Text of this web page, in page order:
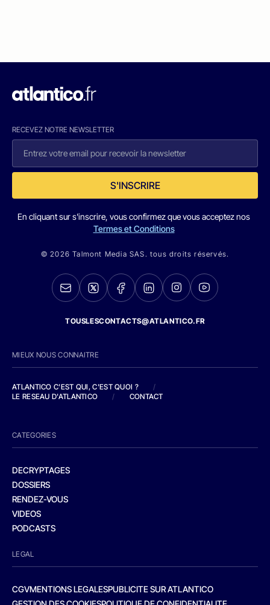
RECEVEZ NOTRE NEWSLETTER
S'INSCRIRE
En cliquant sur s'inscrire, vous confirmez que vous acceptez nos
Termes et Conditions
© 2026 Talmont Media SAS. tous droits réservés.
TOUSLESCONTACTS@ATLANTICO.FR
MIEUX NOUS CONNAITRE
ATLANTICO C'EST QUI, C'EST QUOI ?
/
LE RESEAU D'ATLANTICO
/ CONTACT
CATEGORIES
DECRYPTAGES
DOSSIERS
RENDEZ-VOUS
VIDEOS
PODCASTS
LEGAL
CGVMENTIONS LEGALESPUBLICITE SUR ATLANTICO